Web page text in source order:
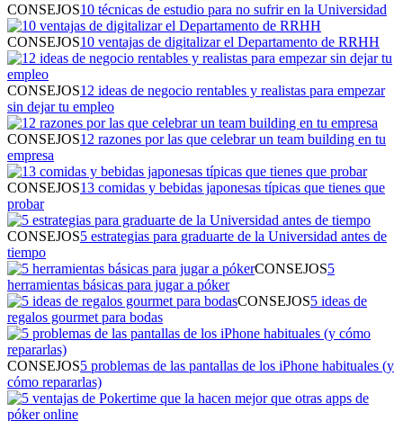
CONSEJOS10 técnicas de estudio para no sufrir en la Universidad
CONSEJOS10 ventajas de digitalizar el Departamento de RRHH
CONSEJOS12 ideas de negocio rentables y realistas para empezar
sin dejar tu empleo
CONSEJOS12 razones por las que celebrar un team building en tu
empresa
CONSEJOS13 comidas y bebidas japonesas típicas que tienes que
probar
CONSEJOS5 estrategias para graduarte de la Universidad antes de
tiempo
CONSEJOS5
herramientas básicas para jugar a póker
CONSEJOS5 ideas de
regalos gourmet para bodas
CONSEJOS5 problemas de las pantallas de los iPhone habituales (y
cómo repararlas)